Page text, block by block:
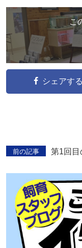
こ
シェアする
前の記事 第1回目